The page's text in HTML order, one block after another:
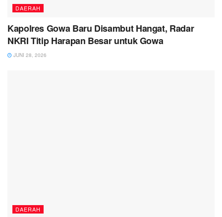
DAERAH
Kapolres Gowa Baru Disambut Hangat, Radar
NKRI Titip Harapan Besar untuk Gowa
JUNI 28, 2026
DAERAH